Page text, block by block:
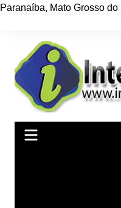
Paranaíba, Mato Grosso do
conteúdo